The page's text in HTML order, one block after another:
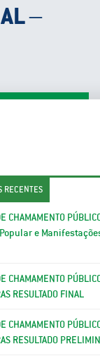
–
RECENTES
CHAMAMENTO
e
CHAMAMENTO
RESULTADO FINAL
CHAMAMENTO
RESULTADO